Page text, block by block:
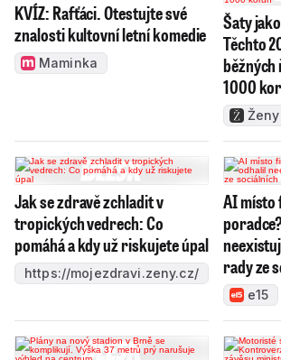
KVÍZ: Rafťáci. Otestujte své
znalosti kultovní letní komedie
Maminka
Šaty
Těchto
1000
Ženy
Jak se zdravě zchladit v
tropických vedrech: Co
pomáhá a kdy už riskujete úpal
https://mojezdravi.zeny.cz/
AI místo
rady ze
e15